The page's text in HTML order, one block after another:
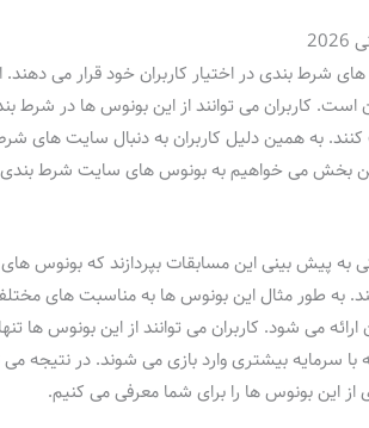
شرط بندی در اختیار کاربران خود قرار می دهند.
است. کاربران می توانند از این بونوس ها در شرط
به همین دلیل کاربران به دنبال سایت های
بخش می خواهیم به بونوس های سایت شرط
به پیش بینی این مسابقات بپردازند که بونوس
به طور مثال این بونوس ها به مناسبت های
می شود. کاربران می توانند از این بونوس ها
سرمایه بیشتری وارد بازی می شوند. در نتیجه می
این بونوس ها را برای شما معرفی می کنیم.